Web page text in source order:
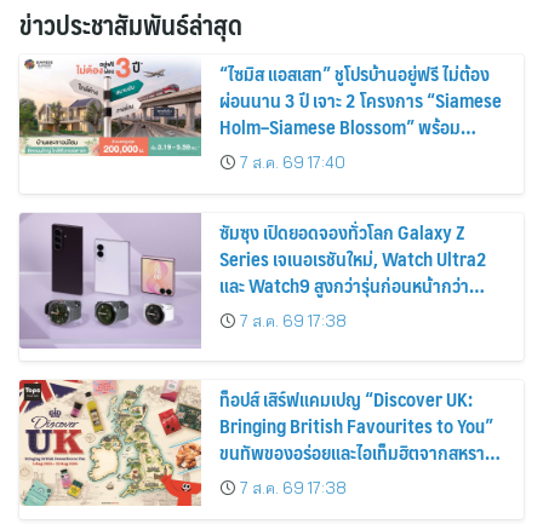
ข่าวประชาสัมพันธ์ล่าสุด
“ไซมิส แอสเสท” ชูโปรบ้านอยู่ฟรี ไม่ต้อง
ผ่อนนาน 3 ปี เจาะ 2 โครงการ “Siamese
Holm–Siamese Blossom” พร้อม
ส่วนลดและสิทธิพิเศษถึง 31 สิงหาคม
2569
7 ส.ค. 69 17:40
ซัมซุง เปิดยอดจองทั่วโลก Galaxy Z
Series เจเนอเรชันใหม่, Watch Ultra2
และ Watch9 สูงกว่ารุ่นก่อนหน้ากว่า
30%7 ส.ค. 69 17:38
ท็อปส์ เสิร์ฟแคมเปญ “Discover UK:
Bringing British Favourites to You”
ขนทัพของอร่อยและไอเท็มฮิตจากสหราช
อาณาจักร ส่งตรงถึงมือตั้งแต่วันนี้ – 18
สิงหาคมนี้
7 ส.ค. 69 17:38